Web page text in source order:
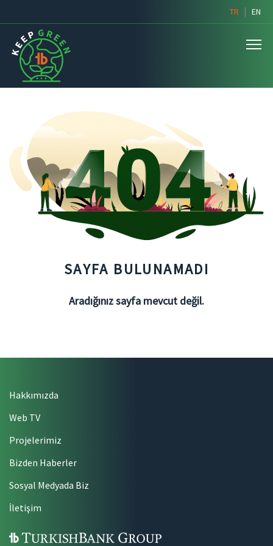
TR | EN
SAYFA BULUNAMADI
Aradığınız sayfa mevcut değil.
Hakkımızda
Web TV
Projelerimiz
Bizden Haberler
Sosyal Medyada Biz
İletişim